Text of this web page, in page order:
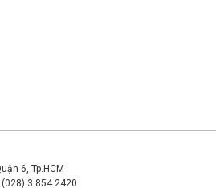
6, Tp.HCM
3 854 2420